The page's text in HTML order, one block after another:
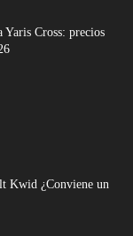
Cross: precios
Kwid ¿Conviene un